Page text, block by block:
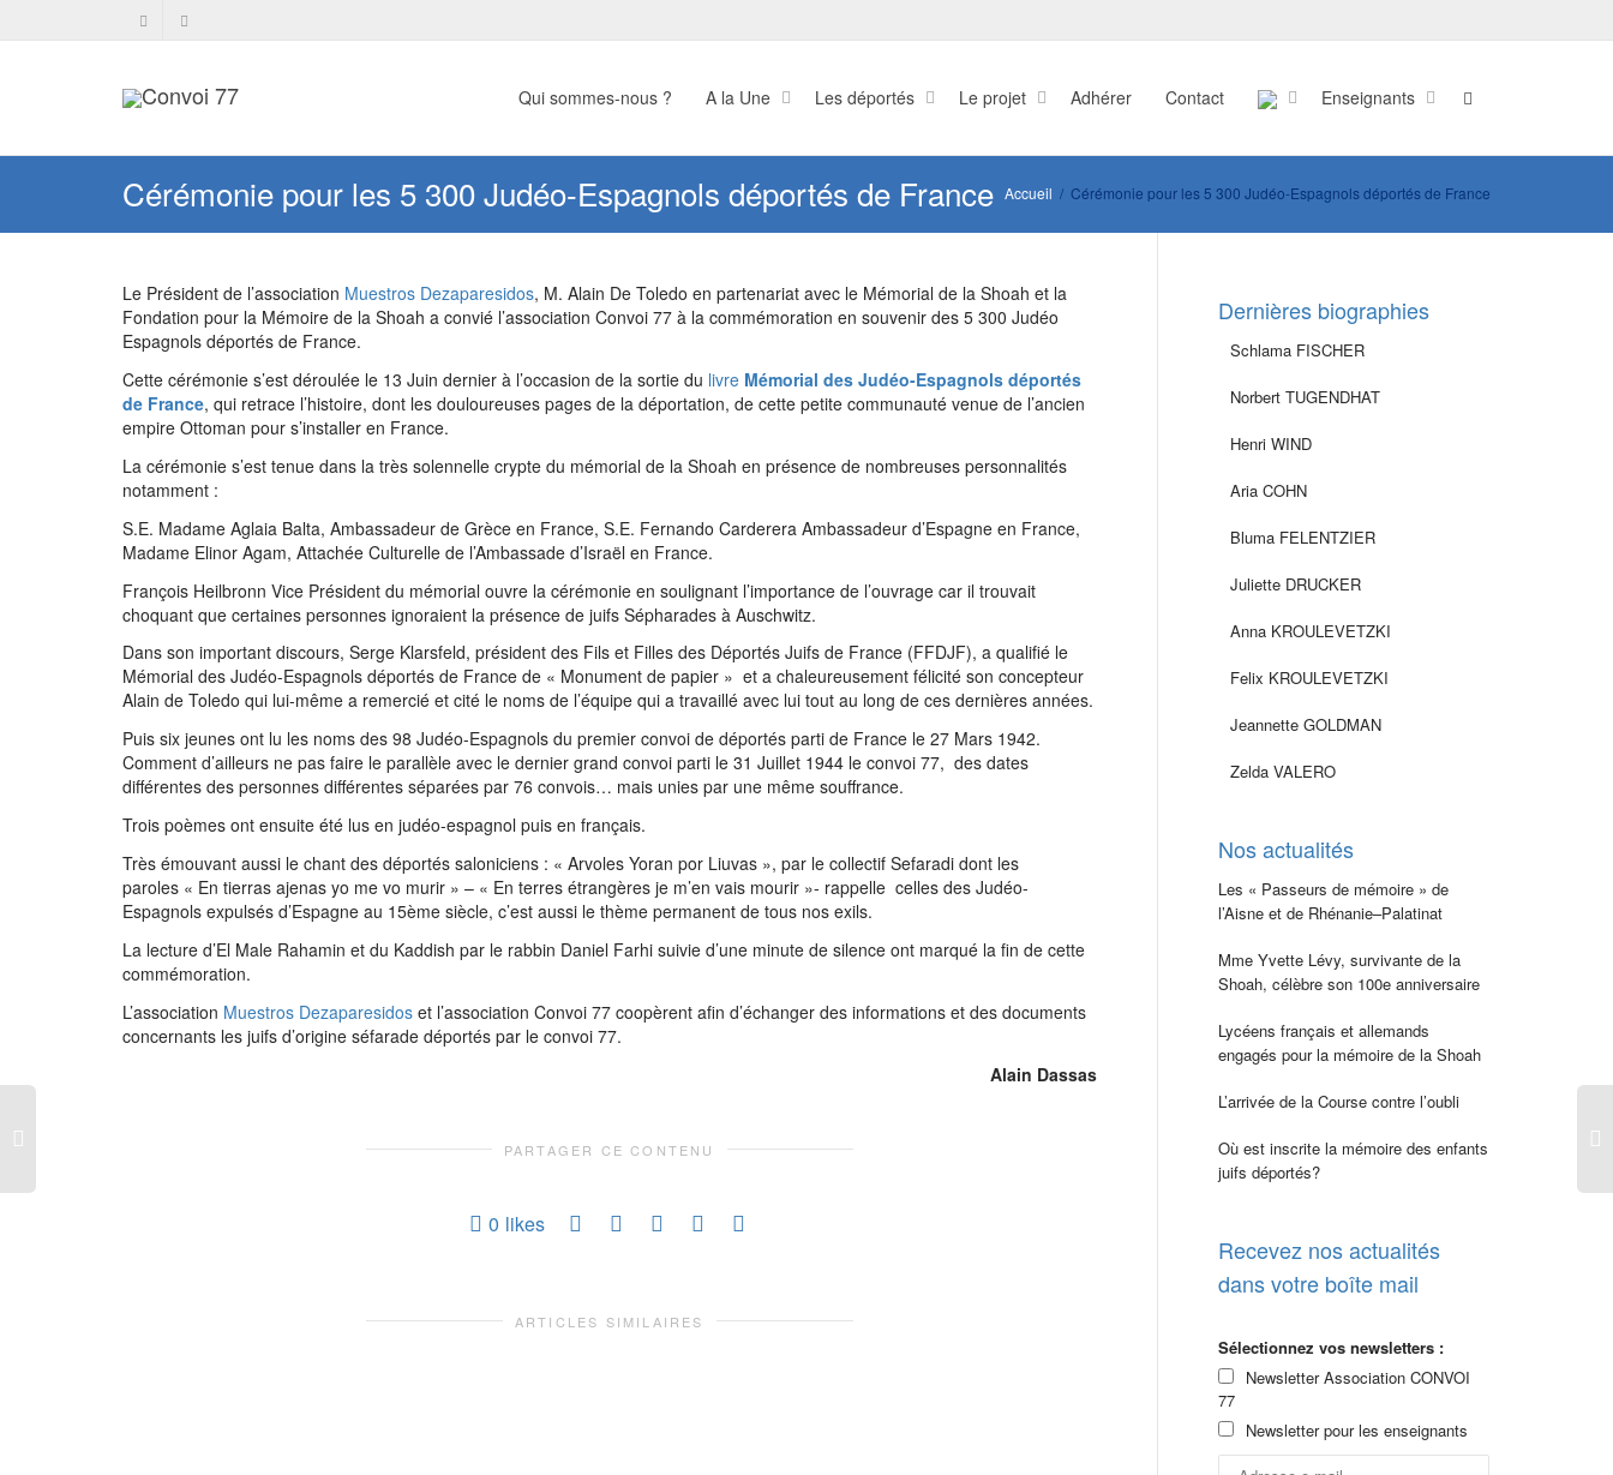
Qui sommes-nous ? A la Une Les déportés Le projet Adhérer Contact Enseignants
Cérémonie pour les 5 300 Judéo-Espagnols déportés de France Accueil Cérémonie pour les 5 300 Judéo-Espagnols déportés de France
Le Président de l’association Muestros Dezaparesidos, M. Alain De Toledo en partenariat avec le Mémorial de la Shoah et la
Fondation pour la Mémoire de la Shoah a convié l’association Convoi 77 à la commémoration en souvenir des 5 300 Judéo
Espagnols déportés de France.
Cette cérémonie s’est déroulée le 13 Juin dernier à l’occasion de la sortie du livre Mémorial des Judéo-Espagnols déportés
de France, qui retrace l’histoire, dont les douloureuses pages de la déportation, de cette petite communauté venue de l’ancien
empire Ottoman pour s’installer en France.
La cérémonie s’est tenue dans la très solennelle crypte du mémorial de la Shoah en présence de nombreuses personnalités
notamment :
S.E. Madame Aglaia Balta, Ambassadeur de Grèce en France, S.E. Fernando Carderera Ambassadeur d’Espagne en France,
Madame Elinor Agam, Attachée Culturelle de l’Ambassade d’Israël en France.
François Heilbronn Vice Président du mémorial ouvre la cérémonie en soulignant l’importance de l’ouvrage car il trouvait
choquant que certaines personnes ignoraient la présence de juifs Sépharades à Auschwitz.
Dans son important discours, Serge Klarsfeld, président des Fils et Filles des Déportés Juifs de France (FFDJF), a qualifié le
Mémorial des Judéo-Espagnols déportés de France de « Monument de papier » et a chaleureusement félicité son concepteur
Alain de Toledo qui lui-même a remercié et cité le noms de l’équipe qui a travaillé avec lui tout au long de ces dernières années.
Puis six jeunes ont lu les noms des 98 Judéo-Espagnols du premier convoi de déportés parti de France le 27 Mars 1942.
Comment d’ailleurs ne pas faire le parallèle avec le dernier grand convoi parti le 31 Juillet 1944 le convoi 77, des dates
différentes des personnes différentes séparées par 76 convois… mais unies par une même souffrance.
Trois poèmes ont ensuite été lus en judéo-espagnol puis en français.
Très émouvant aussi le chant des déportés saloniciens : « Arvoles Yoran por Liuvas », par le collectif Sefaradi dont les
paroles « En tierras ajenas yo me vo murir » – « En terres étrangères je m’en vais mourir »- rappelle celles des Judéo-
Espagnols expulsés d’Espagne au 15ème siècle, c’est aussi le thème permanent de tous nos exils.
La lecture d’El Male Rahamin et du Kaddish par le rabbin Daniel Farhi suivie d’une minute de silence ont marqué la fin de cette
commémoration.
L’association Muestros Dezaparesidos et l’association Convoi 77 coopèrent afin d’échanger des informations et des documents
concernants les juifs d’origine séfarade déportés par le convoi 77.
Alain Dassas
PARTAGER CE CONTENU
0 likes
ARTICLES SIMILAIRES
Dernières biographies
Schlama FISCHER
Norbert TUGENDHAT
Henri WIND
Aria COHN
Bluma FELENTZIER
Juliette DRUCKER
Anna KROULEVETZKI
Felix KROULEVETZKI
Jeannette GOLDMAN
Zelda VALERO
Nos actualités
Les « Passeurs de mémoire » de
l’Aisne et de Rhénanie–Palatinat
Mme Yvette Lévy, survivante de la
Shoah, célèbre son 100e anniversaire
Lycéens français et allemands
engagés pour la mémoire de la Shoah
L’arrivée de la Course contre l’oubli
Où est inscrite la mémoire des enfants
juifs déportés?
Recevez nos actualités
dans votre boîte mail
Sélectionnez vos newsletters :
Newsletter Association CONVOI
77
Newsletter pour les enseignants